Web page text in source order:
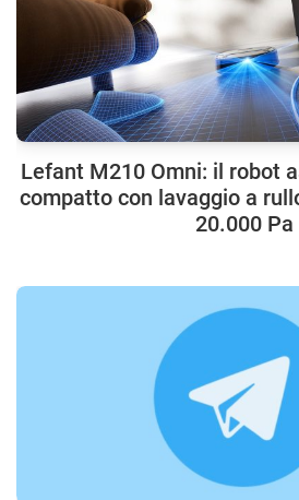
Lefant M210 Omni: il robot
compatto con lavaggio a
20.000 Pa